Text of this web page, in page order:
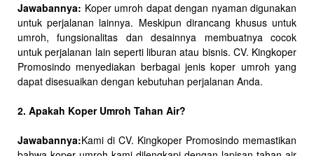
Jawabannya: Koper umroh dapat dengan nyaman digunakan
untuk perjalanan lainnya. Meskipun dirancang khusus untuk
umroh, fungsionalitas dan desainnya membuatnya cocok
untuk perjalanan lain seperti liburan atau bisnis. CV. Kingkoper
Promosindo menyediakan berbagai jenis koper umroh yang
dapat disesuaikan dengan kebutuhan perjalanan Anda.
2. Apakah Koper Umroh Tahan Air?
Jawabannya:Kami di CV. Kingkoper Promosindo memastikan